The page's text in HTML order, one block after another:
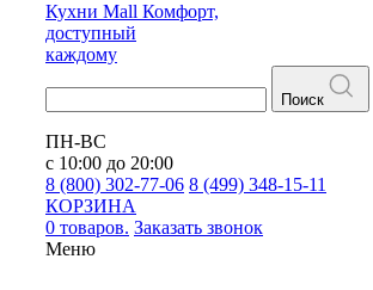
Кухни Mall Комфорт,
доступный
каждому
Поиск
ПН-ВС
с 10:00 до 20:00
8 (800) 302-77-06 8 (499) 348-15-11
КОРЗИНА
0 товаров. Заказать звонок
Меню